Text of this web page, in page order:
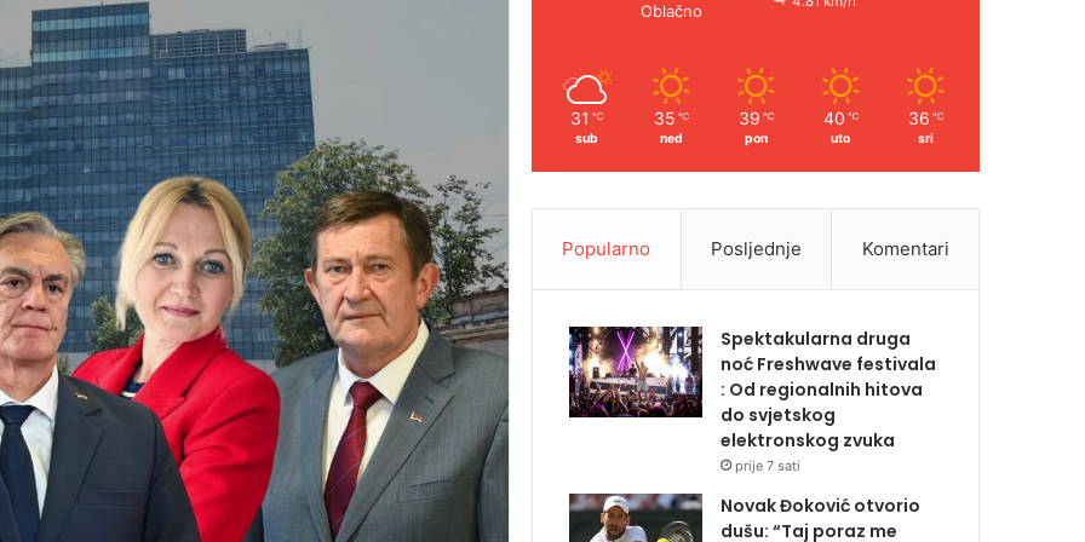
Oblačno
31 ℃
sub
35 ℃
ned
39 ℃
pon
40 ℃
uto
36 ℃
sri
Popularno Posljednje Komentari
Spektakularna druga
noć Freshwave festivala
: Od regionalnih hitova
do svjetskog
elektronskog zvuka
prije 7 sati
Novak Đoković otvorio
dušu: “Taj poraz me